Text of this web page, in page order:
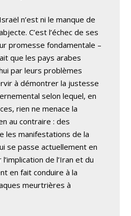
n’est ni le manque de
C’est l’échec de ses
promesse fondamentale –
que les pays arabes
par leurs problèmes
à démontrer la justesse
selon lequel, en
rien ne menace la
au contraire : des
les manifestations de la
se passe actuellement en
de l’Iran et du
en fait conduire à la
meurtrières à